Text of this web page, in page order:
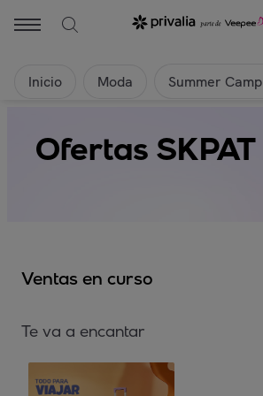
Inicio Moda Summer Camp
Ofertas SKPAT
Ventas en curso
Te va a encantar